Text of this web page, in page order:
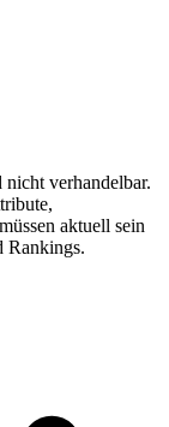
verhandelbar.
aktuell sein
Rankings.